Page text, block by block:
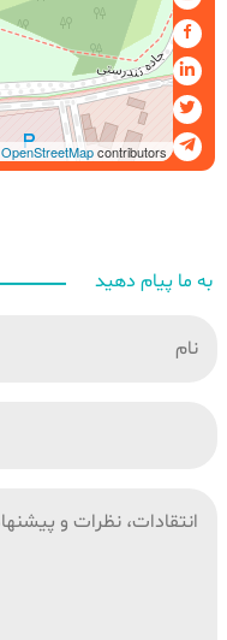
OpenStreetMapcontributors
به ما پیام دهید